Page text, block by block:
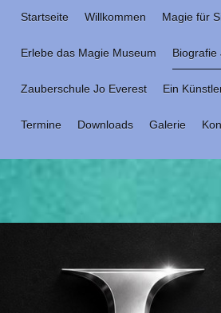
Startseite Willkommen Magie für
Erlebe das Magie Museum Biografie
Zauberschule Jo Everest Ein
Termine Downloads Galerie